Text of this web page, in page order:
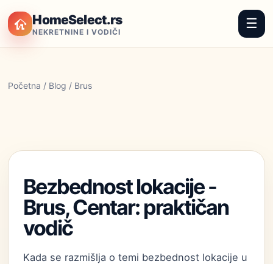
HomeSelect.rs
NEKRETNINE I VODIČI
☰
Početna / Blog / Brus
Bezbednost lokacije -
Brus, Centar: praktičan
vodič
Kada se razmišlja o temi bezbednost lokacije u